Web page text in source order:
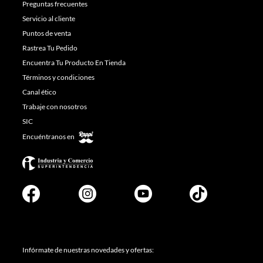
Preguntas frecuentes
Servicio al cliente
Puntos de venta
Rastrea Tu Pedido
Encuentra Tu Producto En Tienda
Términos y condiciones
Canal ético
Trabaje con nosotros
SIC
Encuéntranos en
Infórmate de nuestras novedades y ofertas: